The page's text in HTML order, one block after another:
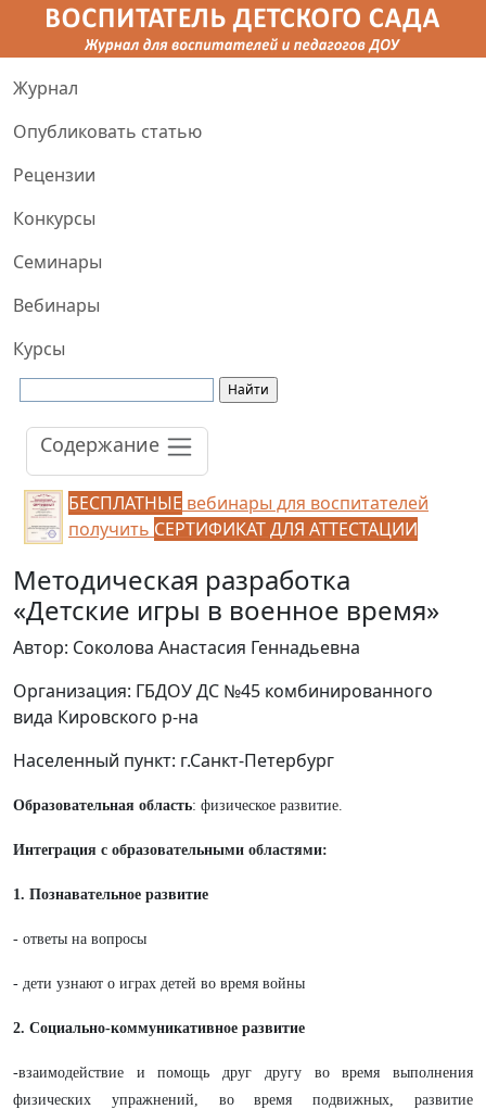
Журнал
Опубликовать статью
Рецензии
Конкурсы
Семинары
Вебинары
Курсы
Содержание
БЕСПЛАТНЫЕ вебинары для воспитателей
получить СЕРТИФИКАТ ДЛЯ АТТЕСТАЦИИ
Методическая разработка
«Детские игры в военное время»
Автор: Соколова Анастасия Геннадьевна
Организация: ГБДОУ ДС №45 комбинированного
вида Кировского р-на
Населенный пункт: г.Санкт-Петербург
Образовательная область: физическое развитие.
Интеграция с образовательными областями:
1. Познавательное развитие
- ответы на вопросы
- дети узнают о играх детей во время войны
2. Социально-коммуникативное развитие
-взаимодействие и помощь друг другу во время выполнения
физических упражнений, во время подвижных, развитие